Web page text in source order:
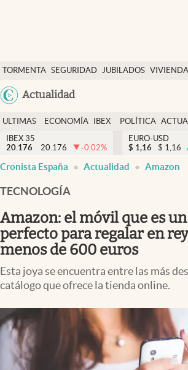
TORMENTA SEGURIDAD JUBILADOS VIVIENDA
Actualidad
Economía y finanzas
Política
Actualidad
Criptomonedas
España
ULTIMAS
NOTICIAS
ECONOMÍA
FINANZAS
IBEX
EURO
POLÍTICA
IBEX 35
20.176
20.176 -0.02%
EURO-USD
$ 1,16 $ 1,16
Cronista España Actualidad Amazon
TECNOLOGÍA
Amazon: el móvil que es
perfecto para regalar en
menos de 600 euros
Esta joya se encuentra entre las más
catálogo que ofrece la tienda online.